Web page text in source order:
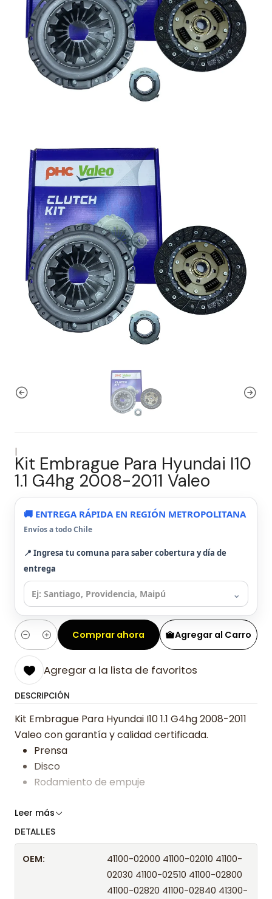
|
Kit Embrague Para Hyundai I10
1.1 G4hg 2008-2011 Valeo
🚚 ENTREGA RÁPIDA EN REGIÓN METROPOLITANA
Envíos a todo Chile
📍 Ingresa tu comuna para saber cobertura y día de
entrega
⌄
Cantidad
Agregar al Carro
Comprar ahora
Agregar a la lista de favoritos
DESCRIPCIÓN
Kit Embrague Para Hyundai I10 1.1 G4hg 2008-2011
Valeo con garantía y calidad certificada.
Prensa
Disco
Rodamiento de empuje
Somos especialistas en embragues desde 2019,
Leer más
DETALLES
OEM:
41100-02000 41100-02010 41100-
02030 41100-02510 41100-02800
41100-02820 41100-02840 41300-